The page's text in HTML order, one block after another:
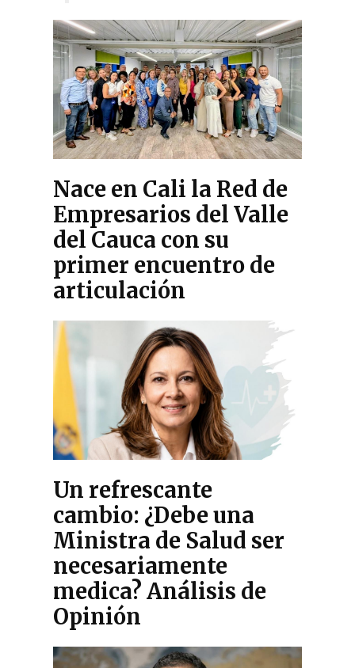
Nace en Cali la Red de
Empresarios del Valle
del Cauca con su
primer encuentro de
articulación
Un refrescante
cambio: ¿Debe una
Ministra de Salud ser
necesariamente
medica? Análisis de
Opinión